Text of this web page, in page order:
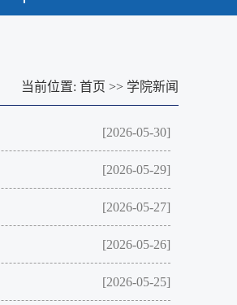
当前位置: 首页 >> 学院新闻
[2026-05-30]
[2026-05-29]
[2026-05-27]
[2026-05-26]
[2026-05-25]